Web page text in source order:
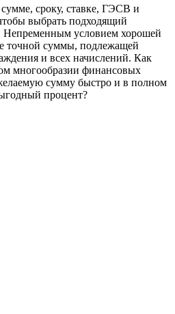
сроку, ставке, ГЭСВ и
выбрать подходящий
Непременным условием хорошей
точной суммы, подлежащей
и всех начислений. Как
многообразии финансовых
сумму быстро и в полном
процент?